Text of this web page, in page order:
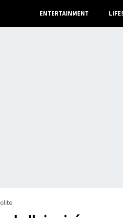
ENTERTAINMENT